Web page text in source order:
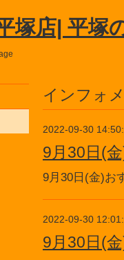
塚店| 平塚
インフォ
2022-09-30
9月30日(
9月30日(金)お
2022-09-30
9月30日(